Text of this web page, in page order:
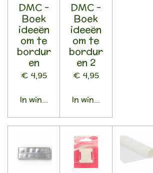
DMC -
Boek
ideeën
om te
bordur
en
€ 4,95
In winkelwagen
DMC -
Boek
ideeën
om te
bordur
en 2
€ 4,95
In winkelwagen